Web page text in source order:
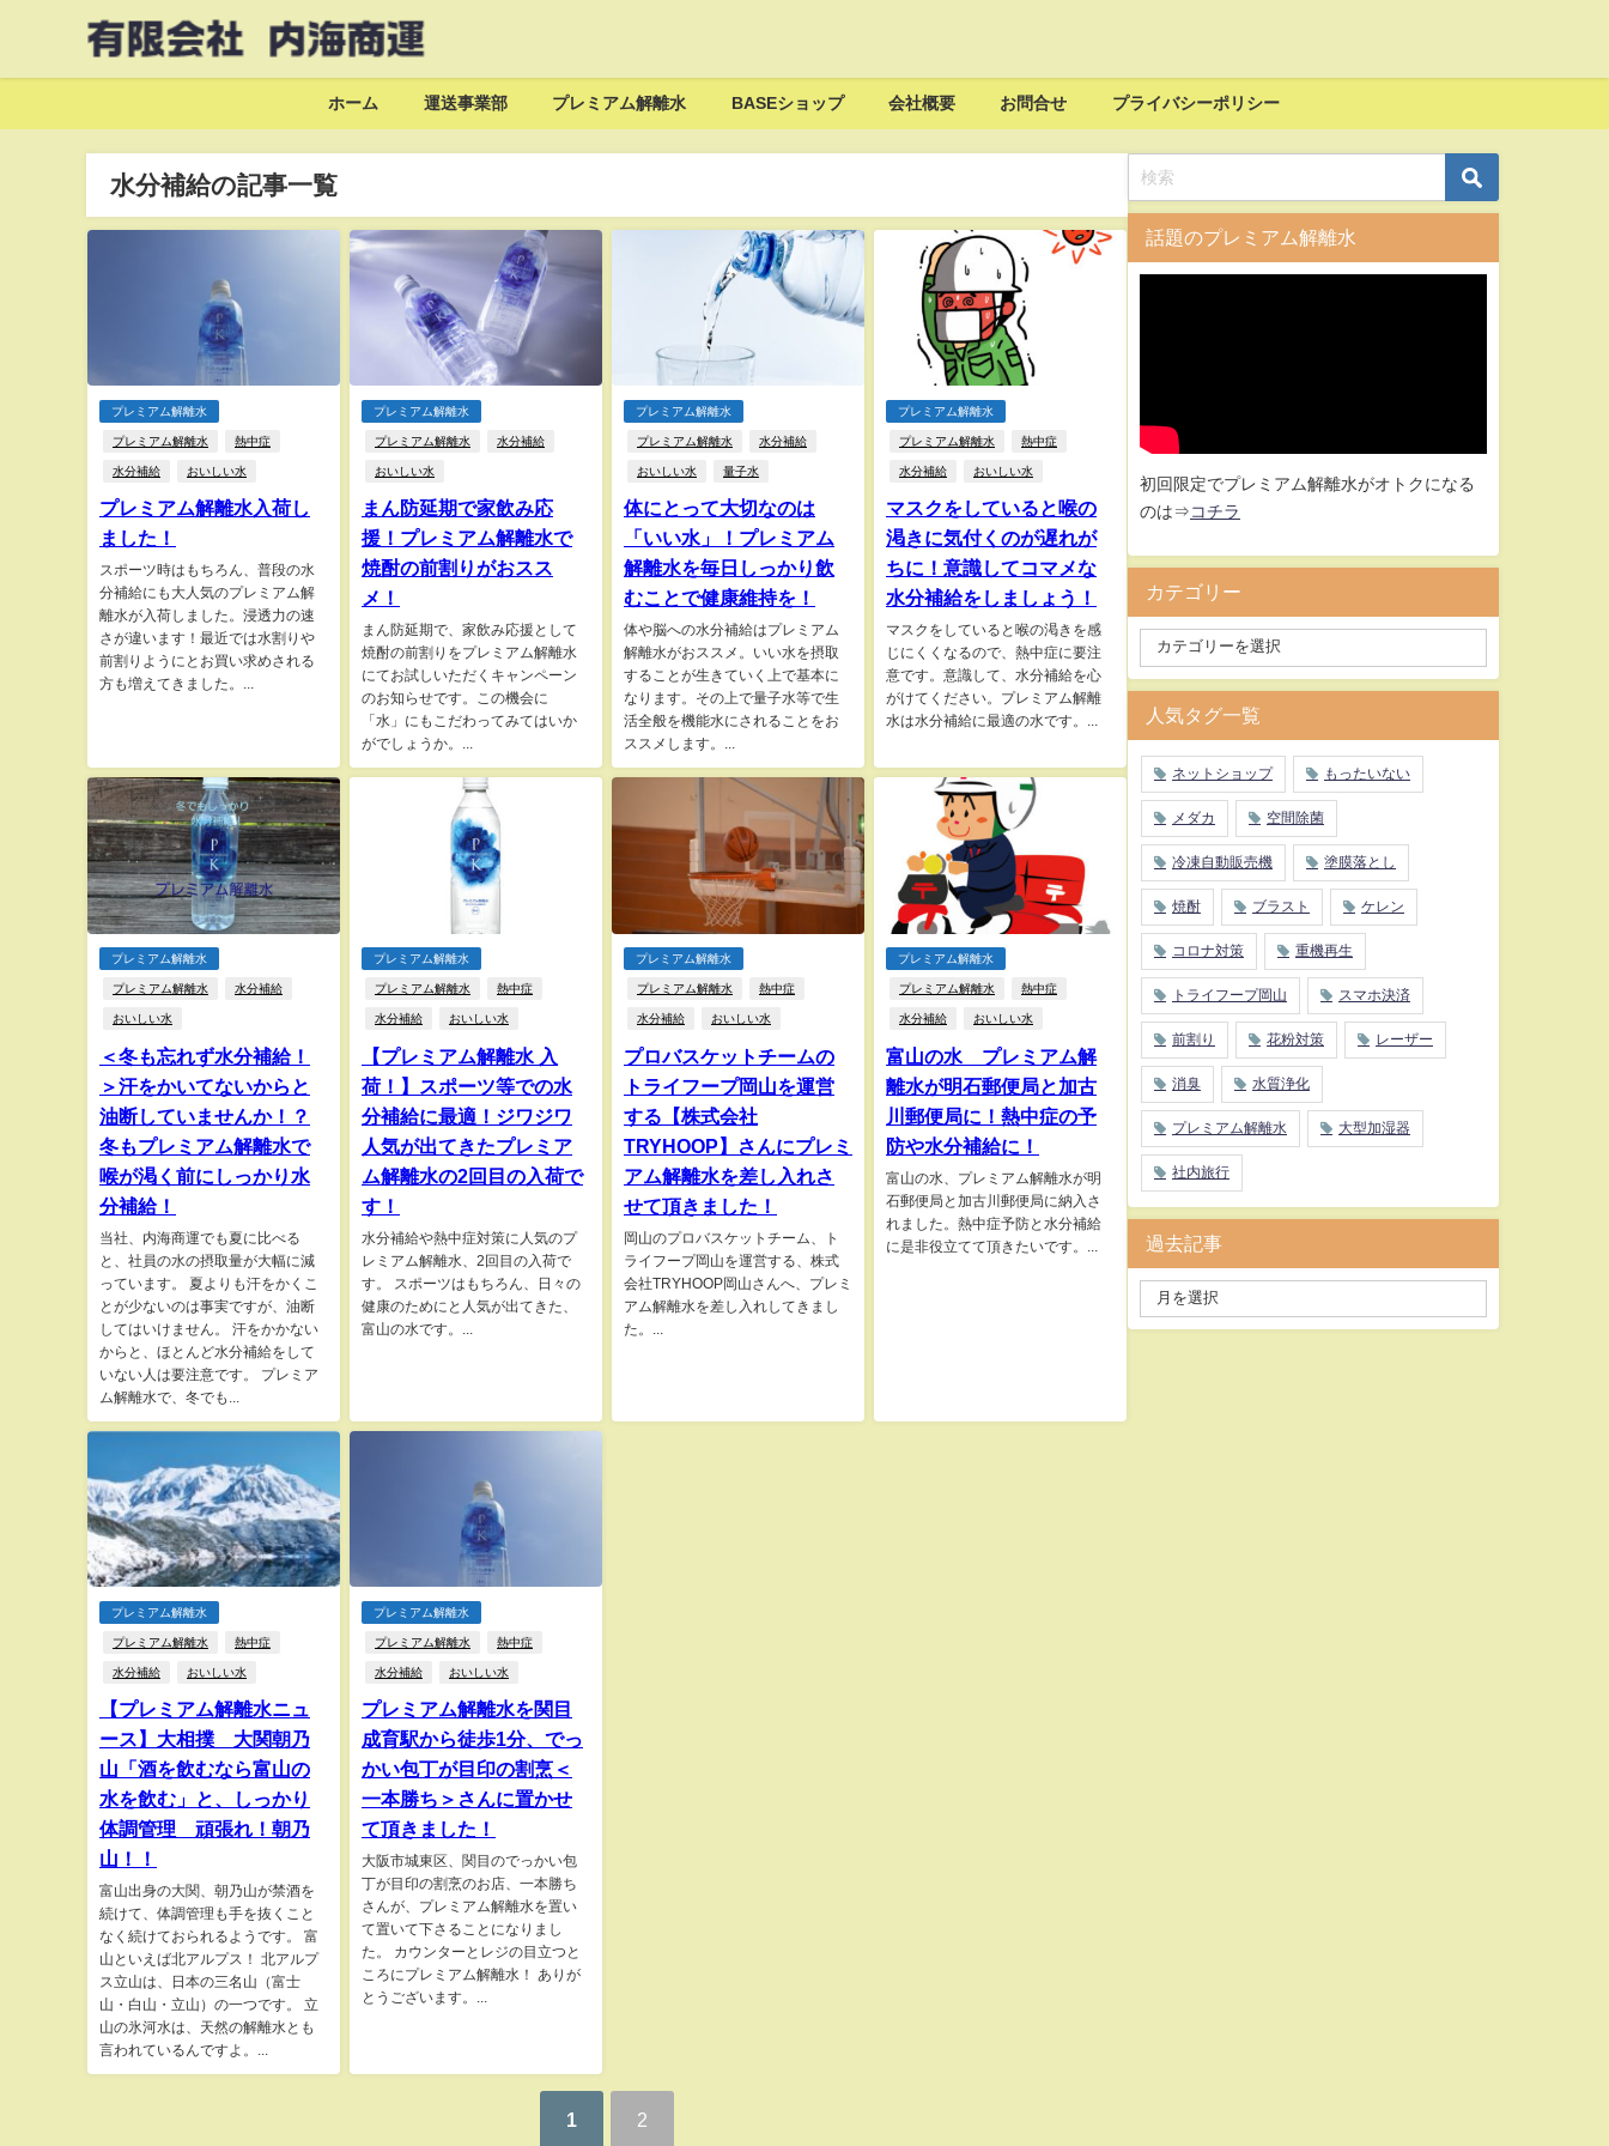
ホーム 運送事業部 プレミアム解離水 BASEショップ 会社概要 お問合せ プライバシーポリシー
水分補給の記事一覧
プレミアム解離水
プレミアム解離水 熱中症
水分補給 おいしい水
プレミアム解離水入荷し
ました！
スポーツ時はもちろん、普段の水
分補給にも大人気のプレミアム解
離水が入荷しました。浸透力の速
さが違います！最近では水割りや
前割りようにとお買い求めされる
方も増えてきました。...
プレミアム解離水
プレミアム解離水 水分補給
おいしい水
まん防延期で家飲み応
援！プレミアム解離水で
焼酎の前割りがおスス
メ！
まん防延期で、家飲み応援として
焼酎の前割りをプレミアム解離水
にてお試しいただくキャンペーン
のお知らせです。この機会に
「水」にもこだわってみてはいか
がでしょうか。...
プレミアム解離水
プレミアム解離水 水分補給
おいしい水 量子水
体にとって大切なのは
「いい水」！プレミアム
解離水を毎日しっかり飲
むことで健康維持を！
体や脳への水分補給はプレミアム
解離水がおススメ。いい水を摂取
することが生きていく上で基本に
なります。その上で量子水等で生
活全般を機能水にされることをお
ススメします。...
プレミアム解離水
プレミアム解離水 熱中症
水分補給 おいしい水
マスクをしていると喉の
渇きに気付くのが遅れが
ちに！意識してコマメな
水分補給をしましょう！
マスクをしていると喉の渇きを感
じにくくなるので、熱中症に要注
意です。意識して、水分補給を心
がけてください。プレミアム解離
水は水分補給に最適の水です。...
プレミアム解離水
プレミアム解離水 水分補給
おいしい水
＜冬も忘れず水分補給！
＞汗をかいてないからと
油断していませんか！？
冬もプレミアム解離水で
喉が渇く前にしっかり水
分補給！
当社、内海商運でも夏に比べる
と、社員の水の摂取量が大幅に減
っています。 夏よりも汗をかくこ
とが少ないのは事実ですが、油断
してはいけません。 汗をかかない
からと、ほとんど水分補給をして
いない人は要注意です。 プレミア
ム解離水で、冬でも...
プレミアム解離水
プレミアム解離水 熱中症
水分補給 おいしい水
【プレミアム解離水 入
荷！】スポーツ等での水
分補給に最適！ジワジワ
人気が出てきたプレミア
ム解離水の2回目の入荷で
す！
水分補給や熱中症対策に人気のプ
レミアム解離水、2回目の入荷で
す。 スポーツはもちろん、日々の
健康のためにと人気が出てきた、
富山の水です。...
プレミアム解離水
プレミアム解離水 熱中症
水分補給 おいしい水
プロバスケットチームの
トライフープ岡山を運営
する【株式会社
TRYHOOP】さんにプレミ
アム解離水を差し入れさ
せて頂きました！
岡山のプロバスケットチーム、ト
ライフープ岡山を運営する、株式
会社TRYHOOP岡山さんへ、プレミ
アム解離水を差し入れしてきまし
た。...
プレミアム解離水
プレミアム解離水 熱中症
水分補給 おいしい水
富山の水 プレミアム解
離水が明石郵便局と加古
川郵便局に！熱中症の予
防や水分補給に！
富山の水、プレミアム解離水が明
石郵便局と加古川郵便局に納入さ
れました。熱中症予防と水分補給
に是非役立てて頂きたいです。...
プレミアム解離水
プレミアム解離水 熱中症
水分補給 おいしい水
【プレミアム解離水ニュ
ース】大相撲 大関朝乃
山「酒を飲むなら富山の
水を飲む」と、しっかり
体調管理 頑張れ！朝乃
山！！
富山出身の大関、朝乃山が禁酒を
続けて、体調管理も手を抜くこと
なく続けておられるようです。 富
山といえば北アルプス！ 北アルプ
ス立山は、日本の三名山（富士
山・白山・立山）の一つです。 立
山の氷河水は、天然の解離水とも
言われているんですよ。...
プレミアム解離水
プレミアム解離水 熱中症
水分補給 おいしい水
プレミアム解離水を関目
成育駅から徒歩1分、でっ
かい包丁が目印の割烹＜
一本勝ち＞さんに置かせ
て頂きました！
大阪市城東区、関目のでっかい包
丁が目印の割烹のお店、一本勝ち
さんが、プレミアム解離水を置い
て置いて下さることになりまし
た。 カウンターとレジの目立つと
ころにプレミアム解離水！ ありが
とうございます。...
1 2
話題のプレミアム解離水
初回限定でプレミアム解離水がオトクになる
のは⇒ コチラ
カテゴリー
人気タグ一覧
ネットショップ もったいない
メダカ 空間除菌
冷凍自動販売機 塗膜落とし
焼酎 ブラスト ケレン
コロナ対策 重機再生
トライフープ岡山 スマホ決済
前割り 花粉対策 レーザー
消臭 水質浄化
プレミアム解離水 大型加湿器
社内旅行
過去記事